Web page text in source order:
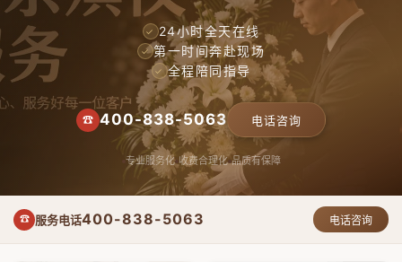
✓ 24小时全天在线
✓ 第一时间奔赴现场
✓ 全程陪同指导
☎ 400-838-5063 电话咨询
专业服务化 收费合理化 品质有保障
☎ 服务电话400-838-5063 电话咨询